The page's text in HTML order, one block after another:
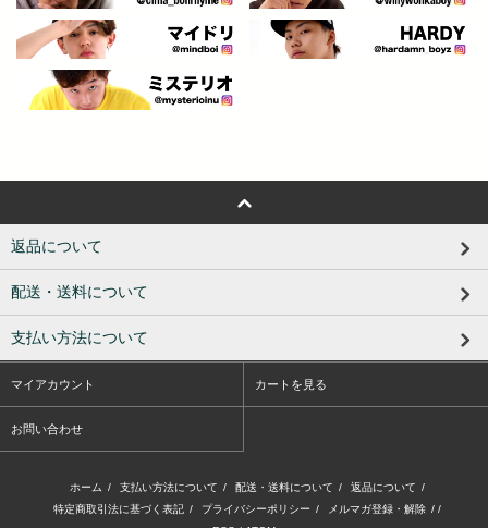
返品について
配送・送料について
支払い方法について
マイアカウント カートを見る
お問い合わせ
ホーム / 支払い方法について / 配送・送料について / 返品について /
特定商取引法に基づく表記 / プライバシーポリシー / メルマガ登録・解除 / /